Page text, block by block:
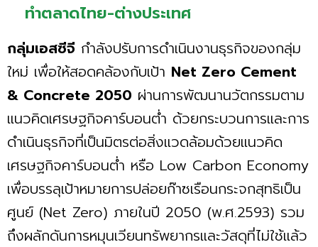
ทำตลาดไทย-ต่างประเทศ
กลุ่มเอสซีจี กำลังปรับการดำเนินงานธุรกิจของกลุ่ม
ใหม่ เพื่อให้สอดคล้องกับเป้า Net Zero Cement
& Concrete 2050 ผ่านการพัฒนานวัตกรรมตาม
แนวคิดเศรษฐกิจคาร์บอนตํ่า ด้วยกระบวนการและการ
ดำเนินธุรกิจที่เป็นมิตรต่อสิ่งแวดล้อมด้วยแนวคิด
เศรษฐกิจคาร์บอนตํ่า หรือ Low Carbon Economy
เพื่อบรรลุเป้าหมายการปล่อยก๊าซเรือนกระจกสุทธิเป็น
ศูนย์ (Net Zero) ภายในปี 2050 (พ.ศ.2593) รวม
ถึงผลักดันการหมุนเวียนทรัพยากรและวัสดุที่ไม่ใช้แล้ว